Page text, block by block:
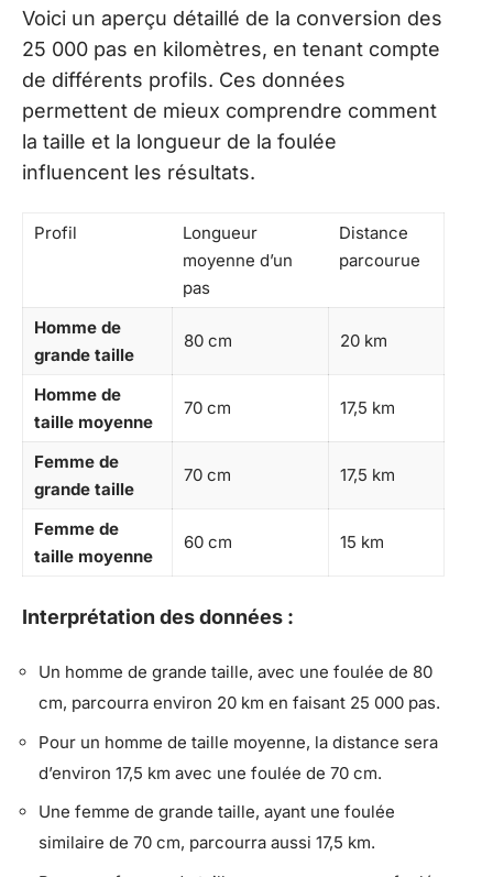
Voici un aperçu détaillé de la conversion des
25 000 pas en kilomètres, en tenant compte
de différents profils. Ces données
permettent de mieux comprendre comment
la taille et la longueur de la foulée
influencent les résultats.
Profil
Longueur
moyenne d’un
pas
Distance
parcourue
Homme de
grande taille
80 cm 20 km
Homme de
taille moyenne
70 cm 17,5 km
Femme de
grande taille
70 cm 17,5 km
Femme de
taille moyenne
60 cm 15 km
Interprétation des données :
Un homme de grande taille, avec une foulée de 80
cm, parcourra environ 20 km en faisant 25 000 pas.
Pour un homme de taille moyenne, la distance sera
d’environ 17,5 km avec une foulée de 70 cm.
Une femme de grande taille, ayant une foulée
similaire de 70 cm, parcourra aussi 17,5 km.